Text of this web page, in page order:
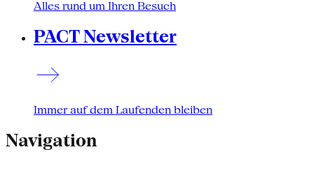
Alles rund um Ihren Besuch
PACT Newsletter
Immer auf dem Laufenden bleiben
Navigation